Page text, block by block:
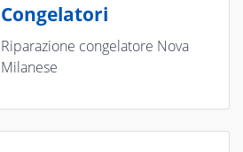
Congelatori
Riparazione congelatore Nova
Milanese